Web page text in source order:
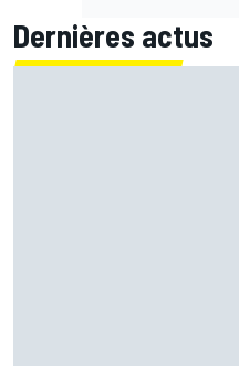
Dernières actus